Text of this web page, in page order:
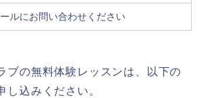
ルにお問い合わせください
ブの無料体験レッスンは、以下の
し込みください。